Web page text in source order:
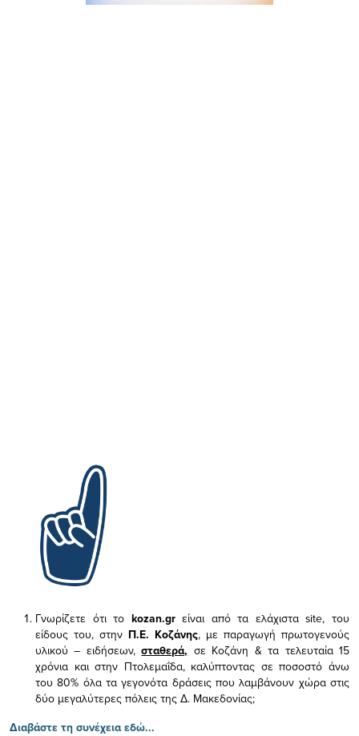
Γνωρίζετε ότι το kozan.gr είναι από τα ελάχισταsite, του
είδους του, στην Π.Ε. Κοζάνης, με παραγωγή πρωτογενούς
υλικού – ειδήσεων,σταθερά, σε Κοζάνη & τα τελευταία 15
χρόνια και στην Πτολεμαΐδα, καλύπτοντας σε ποσοστό άνω
του 80% όλα τα γεγονότα δράσεις που λαμβάνουν χώρα στις
δύο μεγαλύτερες πόλεις της Δ. Μακεδονίας;
Διαβάστε τη συνέχεια εδώ...